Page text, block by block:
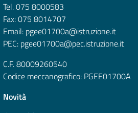
Tel. 075 8000583
Fax: 075 8014707
Email: pgee01700a@istruzione.it
PEC: pgee01700a@pec.istruzione.it
C.F. 80009260540
Codice meccanografico: PGEE01700A
Novità